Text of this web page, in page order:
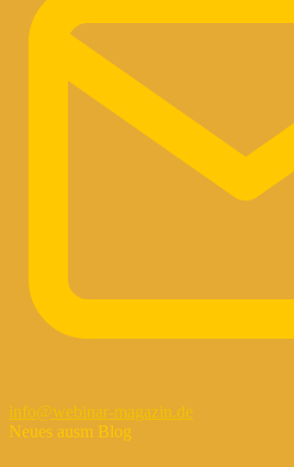
info@webinar-magazin.de
Neues ausm Blog